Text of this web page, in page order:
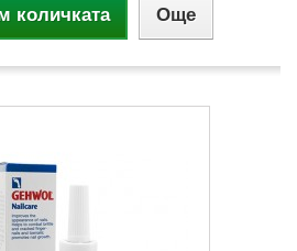
количката Още